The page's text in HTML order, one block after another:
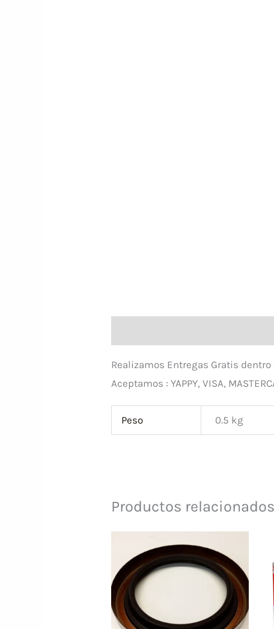
Realizamos Entregas Gratis dentro
Aceptamos : YAPPY, VISA,
Peso 0.5 kg
Productos relacionados